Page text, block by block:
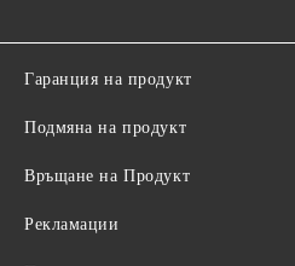
Гаранция на продукт
Подмяна на продукт
Връщане на Продукт
Рекламации